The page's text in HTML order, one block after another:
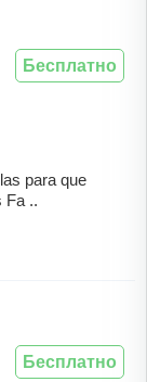
para que
Fa ..
Бесплатно
Бесплатно